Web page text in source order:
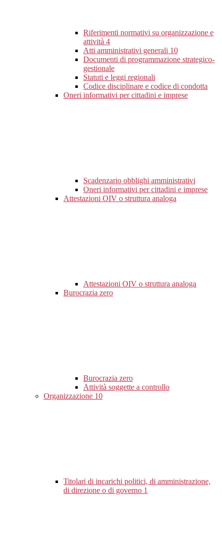
Riferimenti normativi su organizzazione e
attività 4
Atti amministrativi generali 10
Documenti di programmazione strategico-
gestionale
Statuti e leggi regionali
Codice disciplinare e codice di condotta
Oneri informativi per cittadini e imprese
Scadenzario obblighi amministrativi
Oneri informativi per cittadini e imprese
Attestazioni OIV o struttura analoga
Attestazioni OIV o struttura analoga
Burocrazia zero
Burocrazia zero
Attività soggette a controllo
Organizzazione 10
Titolari di incarichi politici, di amministrazione,
di direzione o di governo 1